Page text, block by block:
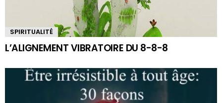
SPIRITUALITÉ
L’ALIGNEMENT VIBRATOIRE DU 8-8-8